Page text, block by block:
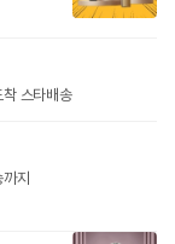
스타배송
지